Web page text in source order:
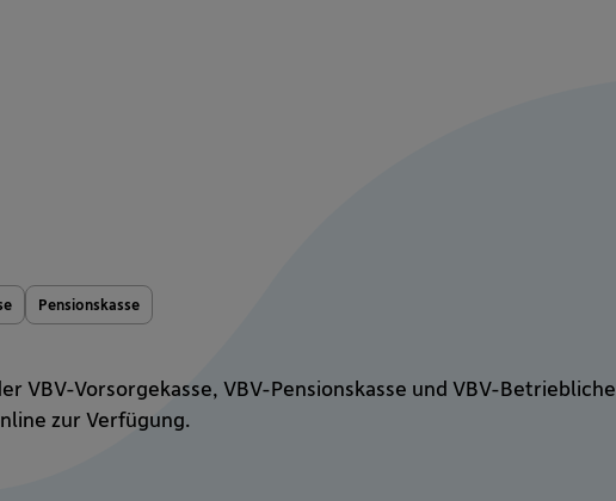
Pensionskasse
VBV-Vorsorgekasse, VBV-Pensionskasse und VBV-Betriebliche
zur Verfügung.